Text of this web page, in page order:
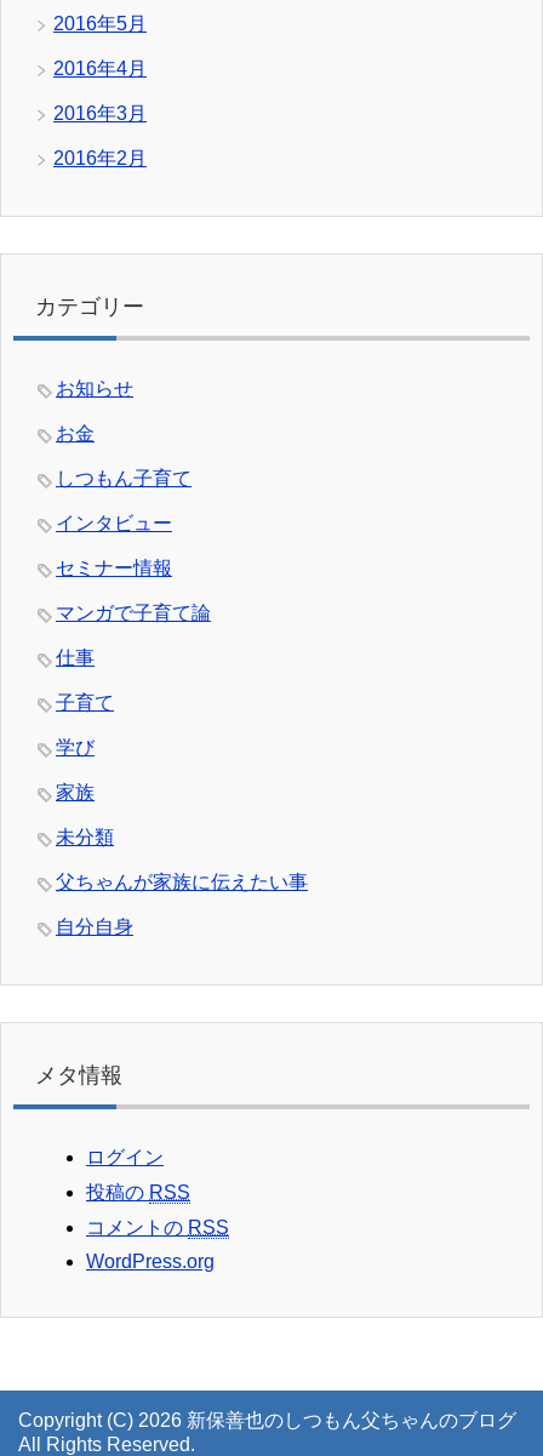
2016年5月
2016年4月
2016年3月
2016年2月
カテゴリー
お知らせ
お金
しつもん子育て
インタビュー
セミナー情報
マンガで子育て論
仕事
子育て
学び
家族
未分類
父ちゃんが家族に伝えたい事
自分自身
メタ情報
ログイン
投稿の RSS
コメントの RSS
WordPress.org
Copyright (C) 2026 新保善也のしつもん父ちゃんのブログ
All Rights Reserved.